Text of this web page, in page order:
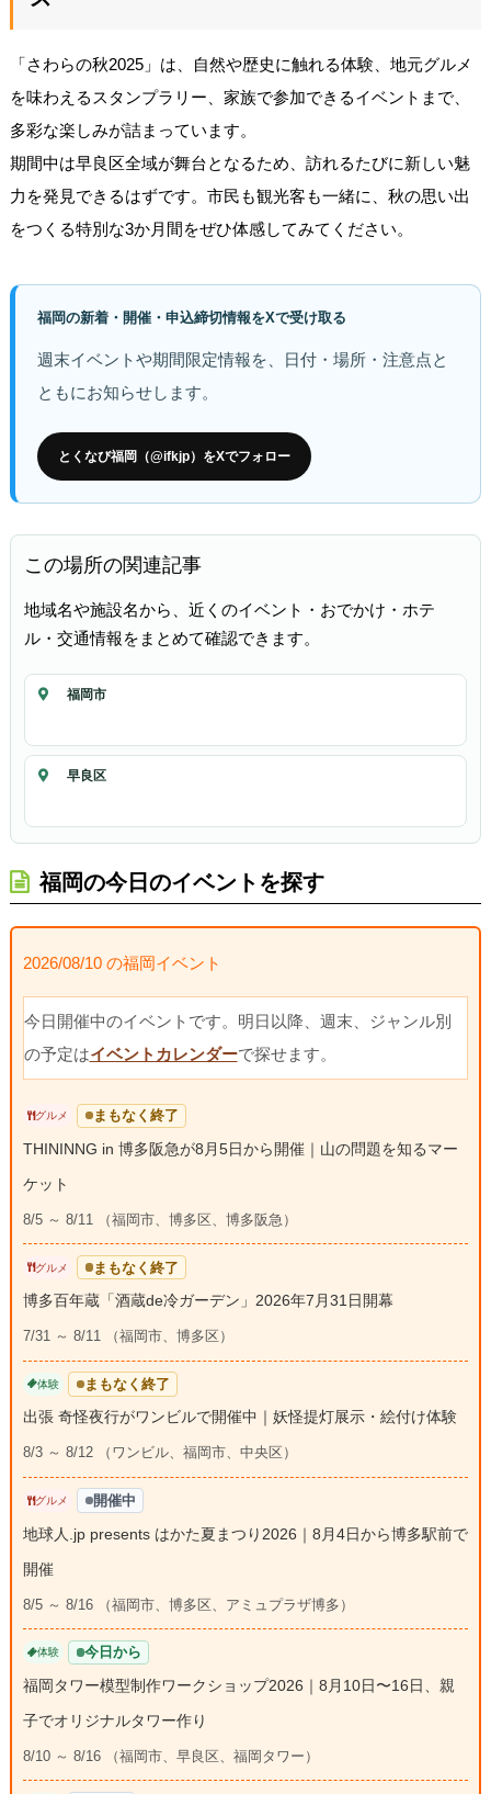
「さわらの秋2025」は、自然や歴史に触れる体験、地元グルメ
を味わえるスタンプラリー、家族で参加できるイベントまで、
多彩な楽しみが詰まっています。
期間中は早良区全域が舞台となるため、訪れるたびに新しい魅
力を発見できるはずです。市民も観光客も一緒に、秋の思い出
をつくる特別な3か月間をぜひ体感してみてください。
福岡の新着・開催・申込締切情報をXで受け取る
週末イベントや期間限定情報を、日付・場所・注意点と
ともにお知らせします。
とくなび福岡（@ifkjp）をXでフォロー
この場所の関連記事
地域名や施設名から、近くのイベント・おでかけ・ホテ
ル・交通情報をまとめて確認できます。
福岡市
早良区
福岡の今日のイベントを探す
2026/08/10 の福岡イベント
今日開催中のイベントです。明日以降、週末、ジャンル別
の予定はイベントカレンダーで探せます。
グルメ まもなく終了
THININNG in 博多阪急が8月5日から開催｜山の問題を知るマー
ケット
8/5 ～ 8/11 （福岡市、博多区、博多阪急）
グルメ まもなく終了
博多百年蔵「酒蔵de冷ガーデン」2026年7月31日開幕
7/31 ～ 8/11 （福岡市、博多区）
体験 まもなく終了
出張 奇怪夜行がワンビルで開催中｜妖怪提灯展示・絵付け体験
8/3 ～ 8/12 （ワンビル、福岡市、中央区）
グルメ 開催中
地球人.jp presents はかた夏まつり2026｜8月4日から博多駅前で
開催
8/5 ～ 8/16 （福岡市、博多区、アミュプラザ博多）
体験 今日から
福岡タワー模型制作ワークショップ2026｜8月10日〜16日、親
子でオリジナルタワー作り
8/10 ～ 8/16 （福岡市、早良区、福岡タワー）